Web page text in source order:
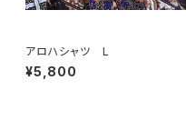
アロハシャツ L
¥5,800